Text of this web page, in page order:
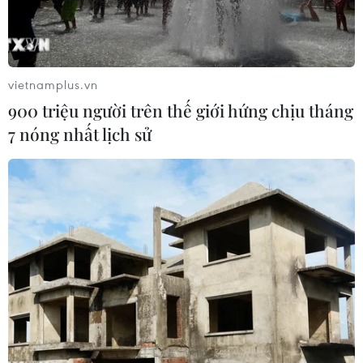
Một hình ảnh lấy lấy từ chương trình truyền hình nhà nước Ai
Cập, Tổng thống bị lật đổ Mohamed Morsi bị buộc tội trong một
phiên tòa tại một học viện cảnh sát ở ngoại ô Cairo vào ngày
28/1. (Ảnh: AFP)
Ngày 28/1, Tòa án Hình sự Cairo đã quyết định
hoãn phiên xét xử Tổng thống bị lật đổ
Mohamed Morsi tội tổ chức vượt ngục và sát hại
các sĩ quan cảnh sát tới ngày 22/2, như yêu cầu
vietnamplus.vn
900 triệu người trên thế giới hứng chịu tháng
7 nóng nhất lịch sử